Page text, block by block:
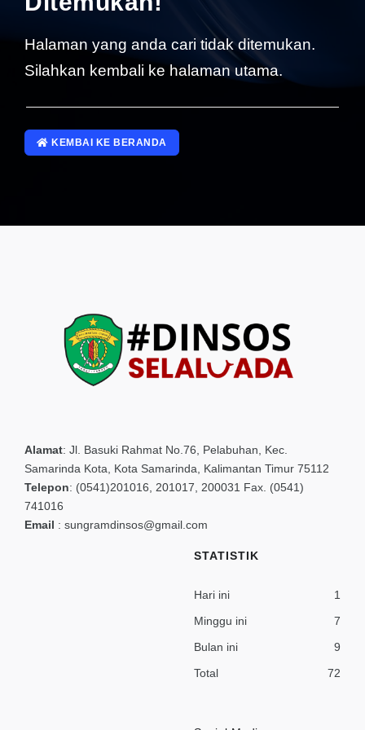
Halaman yang anda cari tidak ditemukan.
Silahkan kembali ke halaman utama.
KEMBAI KE BERANDA
Alamat: Jl. Basuki Rahmat No.76, Pelabuhan, Kec.
Samarinda Kota, Kota Samarinda, Kalimantan Timur 75112
Telepon: (0541)201016, 201017, 200031 Fax. (0541)
741016
Email : sungramdinsos@gmail.com
STATISTIK
Hari ini
1
Minggu ini
7
Bulan ini
9
Total
72